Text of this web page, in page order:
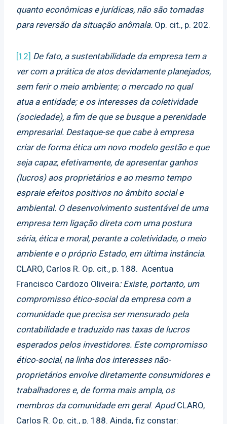
quanto econômicas e jurídicas, não são tomadas
para reversão da situação anômala. Op. cit., p. 202.
[12] De fato, a sustentabilidade da empresa tem a
ver com a prática de atos devidamente planejados,
sem ferir o meio ambiente; o mercado no qual
atua a entidade; e os interesses da coletividade
(sociedade), a fim de que se busque a perenidade
empresarial. Destaque-se que cabe à empresa
criar de forma ética um novo modelo gestão e que
seja capaz, efetivamente, de apresentar ganhos
(lucros) aos proprietários e ao mesmo tempo
espraie efeitos positivos no âmbito social e
ambiental. O desenvolvimento sustentável de uma
empresa tem ligação direta com uma postura
séria, ética e moral, perante a coletividade, o meio
ambiente e o próprio Estado, em última instância.
CLARO, Carlos R. Op. cit., p. 188. Acentua
Francisco Cardozo Oliveira: Existe, portanto, um
compromisso ético-social da empresa com a
comunidade que precisa ser mensurado pela
contabilidade e traduzido nas taxas de lucros
esperados pelos investidores. Este compromisso
ético-social, na linha dos interesses não-
proprietários envolve diretamente consumidores e
trabalhadores e, de forma mais ampla, os
membros da comunidade em geral. ApudCLARO,
Carlos R. Op. cit., p. 188. Ainda, fiz constar: